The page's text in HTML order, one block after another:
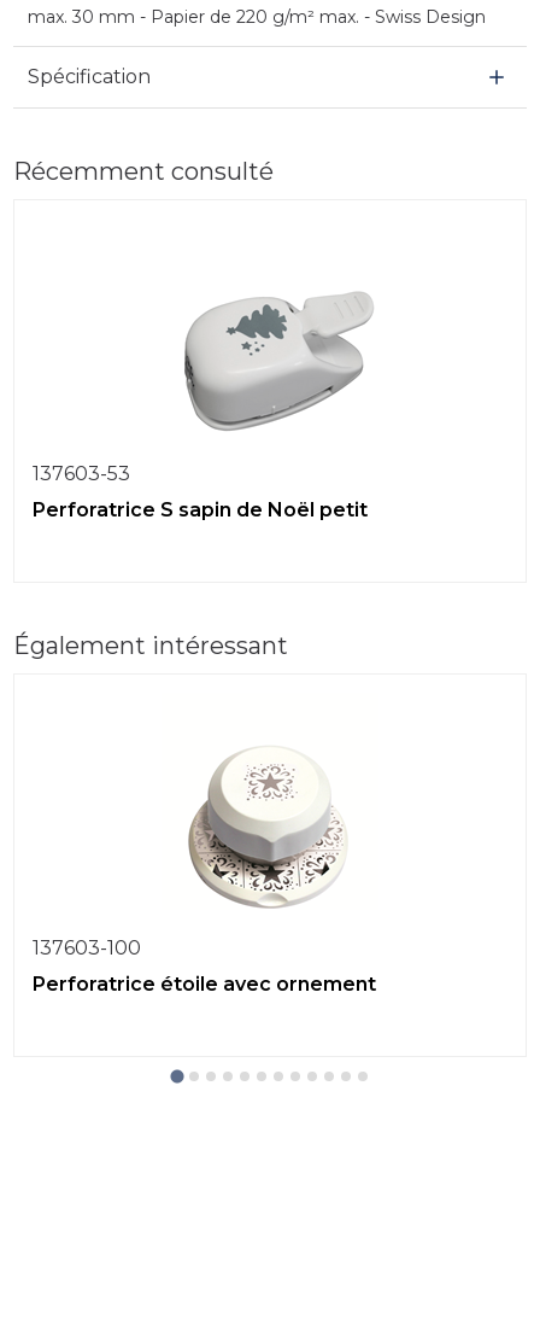
max. 30 mm - Papier de 220 g/m² max. - Swiss Design
Spécification
Récemment consulté
137603-53
Perforatrice S sapin de Noël petit
Également intéressant
137603-100
Perforatrice étoile avec ornement